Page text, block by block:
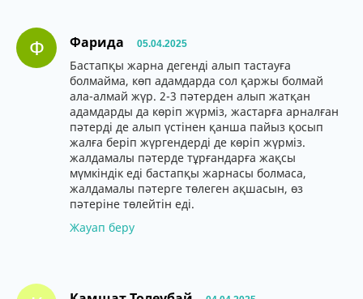
Ф Фарида 05.04.2025
Бастапқы жарна дегенді алып тастауға
болмайма, көп адамдарда сол қаржы болмай
ала-алмай жүр. 2-3 пәтерден алып жатқан
адамдарды да көріп жүрміз, жастарға арналған
пәтерді де алып үстінен қанша пайыз қосып
жалға беріп жүргендерді де көріп жүрміз.
жалдамалы пәтерде тұрғандарға жақсы
мүмкіндік еді бастапқы жарнасы болмаса,
жалдамалы пәтерге төлеген ақшасын, өз
пәтеріне төлейтін еді.
Жауап беру